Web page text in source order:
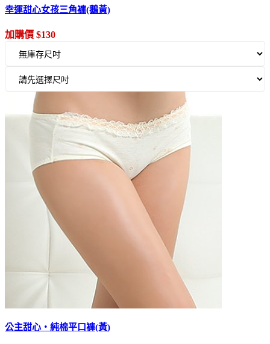
幸運甜心女孩三角褲(鵝黃)
加購價 $130
公主甜心‧純棉平口褲(黃)